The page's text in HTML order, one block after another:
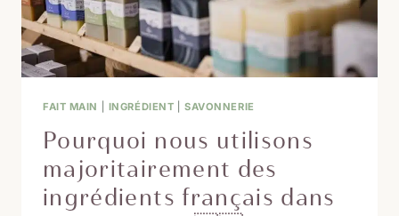
FAIT MAIN INGRÉDIENT |SAVONNERIE
Pourquoi nous utilisons
majoritairement des
ingrédients français dans